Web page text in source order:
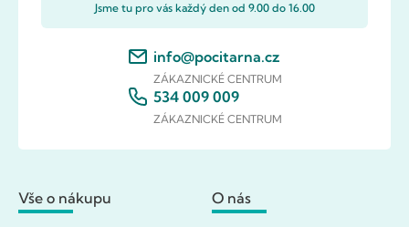
Jsme tu pro vás každý den od 9.00 do 16.00
info@pocitarna.cz
ZÁKAZNICKÉ CENTRUM
534 009 009
ZÁKAZNICKÉ CENTRUM
Vše o nákupu O nás